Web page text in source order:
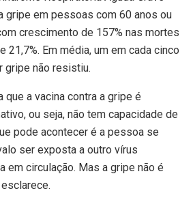
gripe em pessoas com 60 anos ou
crescimento de 157% nas mortes
21,7%. Em média, um em cada cinco
gripe não resistiu.
a vacina contra a gripe é
ou seja, não tem capacidade de
pode acontecer é a pessoa se
ser exposta a outro vírus
em circulação. Mas a gripe não é